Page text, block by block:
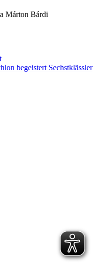
Márton Bárdi
begeistert Sechstklässler